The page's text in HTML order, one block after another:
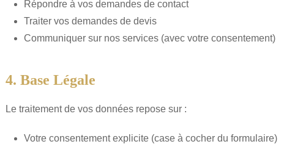
Répondre à vos demandes de contact
Traiter vos demandes de devis
Communiquer sur nos services (avec votre consentement)
4. Base Légale
Le traitement de vos données repose sur :
Votre consentement explicite (case à cocher du formulaire)